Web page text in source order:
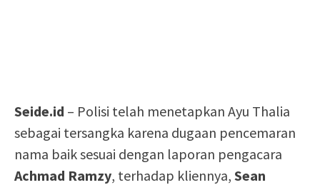
Seide.id – Polisi telah menetapkan Ayu Thalia
sebagai tersangka karena dugaan pencemaran
nama baik sesuai dengan laporan pengacara
Achmad Ramzy, terhadap kliennya, Sean